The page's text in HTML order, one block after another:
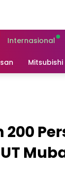
Internasional
Mitsubishi